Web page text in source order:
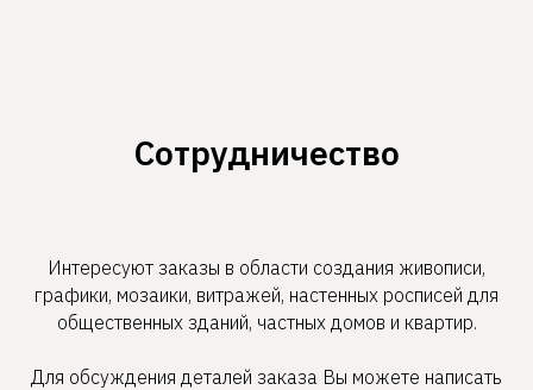
Сотрудничество
Интересуют заказы в области создания живописи,
графики, мозаики, витражей, настенных росписей для
общественных зданий, частных домов и квартир.
Для обсуждения деталей заказа Вы можете написать